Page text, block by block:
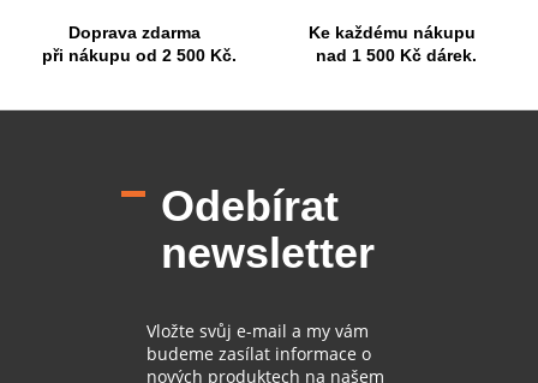
i
Doprava zdarma
při nákupu od 2 500 Kč.
Ke každému nákupu
nad 1 500 Kč dárek.
Odebírat
newsletter
Vložte svůj e-mail a my vám
budeme zasílat informace o
nových produktech na našem